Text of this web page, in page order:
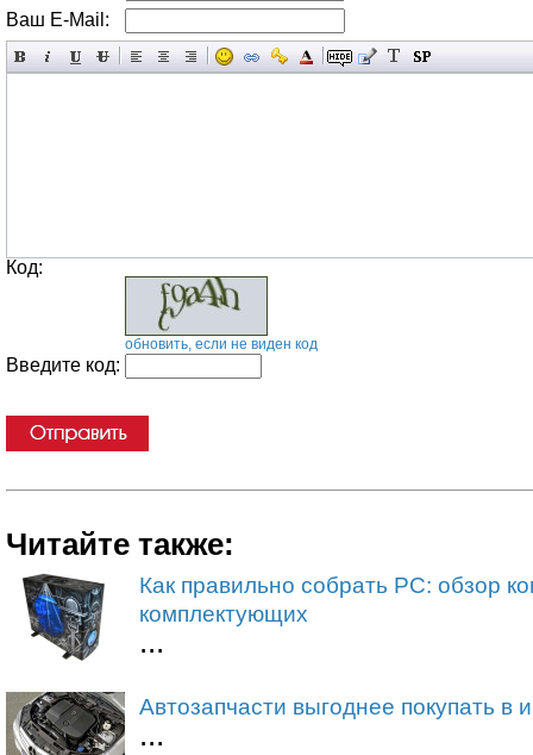
Ваш E-Mail:
Код:
обновить, если не виден код
Введите код:
Читайте также:
Как правильно собрать PC: обзор
комплектующих
...
Автозапчасти выгоднее покупать в
...